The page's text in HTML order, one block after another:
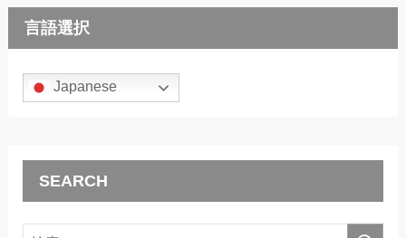
言語選択
Japanese
SEARCH